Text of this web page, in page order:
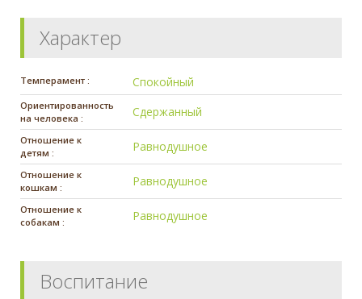
Характер
Темперамент : Спокойный
Ориентированность
на человека :
Сдержанный
Отношение к
детям :
Равнодушное
Отношение к
кошкам :
Равнодушное
Отношение к
собакам :
Равнодушное
Воспитание